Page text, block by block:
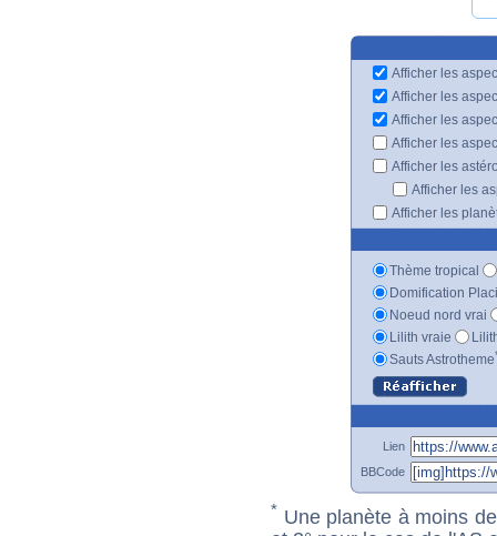
Afficher les
Afficher les
Afficher les
Afficher les
Afficher les
Afficher les
Afficher les
Thème tropical
Domification
Noeud nord vrai
Lilith vraie
Sauts Astrotheme
Lien
BBCode
* Une planète à moins